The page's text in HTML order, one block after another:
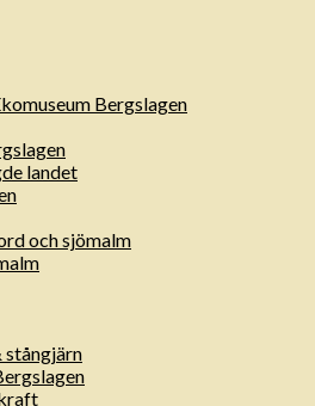
Bergslagen
landet
och sjömalm
stångjärn